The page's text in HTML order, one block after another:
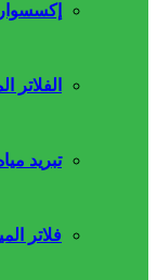
الفلاتر
تبريد
فلاتر